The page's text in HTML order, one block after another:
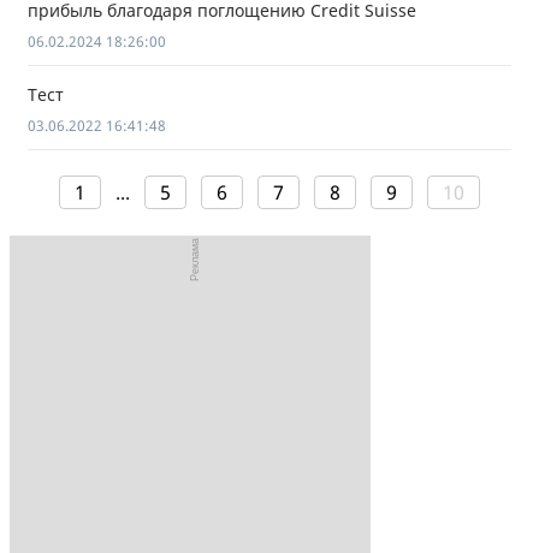
прибыль благодаря поглощению Credit Suisse
06.02.2024 18:26:00
Тест
03.06.2022 16:41:48
1 ... 5 6 7 8 9 10